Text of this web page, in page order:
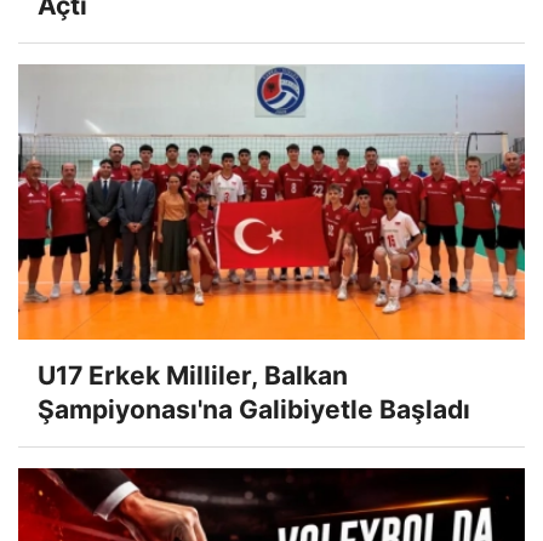
U17 Erkek Milliler, Balkan
Şampiyonası'na Galibiyetle Başladı